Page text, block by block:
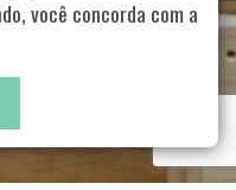
Paulo – SP | 55 11
você concorda com a